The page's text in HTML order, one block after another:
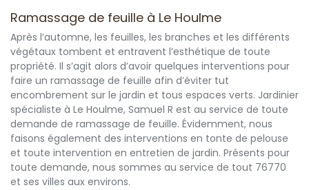
Ramassage de feuille à Le Houlme
Après l’automne, les feuilles, les branches et les différents
végétaux tombent et entravent l’esthétique de toute
propriété. Il s’agit alors d’avoir quelques interventions pour
faire un ramassage de feuille afin d’éviter tut
encombrement sur le jardin et tous espaces verts. Jardinier
spécialiste à Le Houlme, Samuel R est au service de toute
demande de ramassage de feuille. Évidemment, nous
faisons également des interventions en tonte de pelouse
et toute intervention en entretien de jardin. Présents pour
toute demande, nous sommes au service de tout 76770
et ses villes aux environs.